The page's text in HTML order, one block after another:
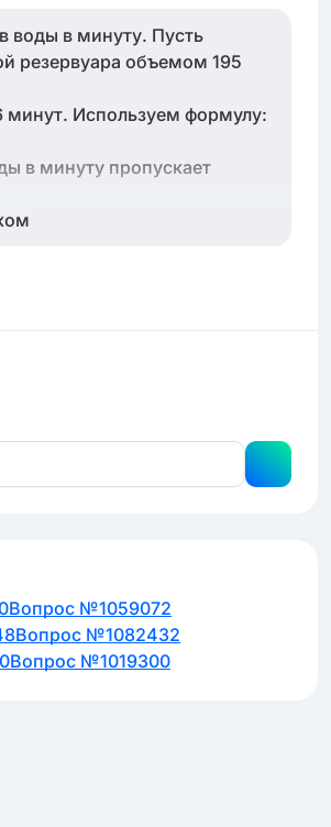
воды в минуту. Пусть
резервуара объемом 195
минут. Используем формулу:
в минуту пропускает
Вопрос №1059072
Вопрос №1082432
Вопрос №1019300